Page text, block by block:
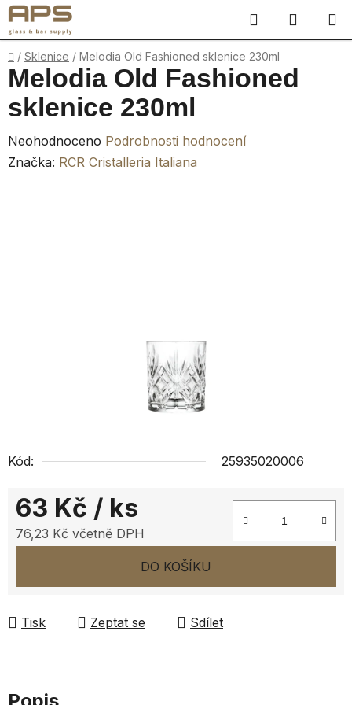
Přejít
na
obsah
Hledat
KOŠÍK
Domů
/ Sklenice / Melodia Old Fashioned sklenice 230ml
Kód: 25935020006
63 Kč / ks
76,23 Kč včetně DPH
DO KOŠÍKU
Tisk Zeptat se Sdílet
Melodia Old Fashioned
sklenice 230ml
Průměrné
hodnocení
Neohodnoceno Podrobnosti hodnocení
Značka: RCR Cristalleria Italiana
Popis